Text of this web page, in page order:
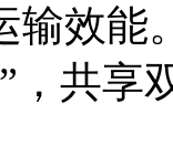
输效能
，共享